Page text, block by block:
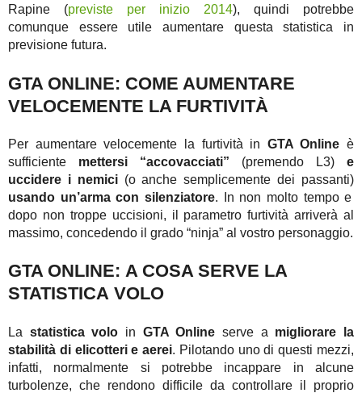
Rapine (previste per inizio 2014), quindi potrebbe
comunque essere utile aumentare questa statistica in
previsione futura.
GTA ONLINE: COME AUMENTARE
VELOCEMENTE LA FURTIVITÀ
Per aumentare velocemente la furtività in GTA Online è
sufficiente mettersi “accovacciati” (premendo L3) e
uccidere i nemici (o anche semplicemente dei passanti)
usando un’arma con silenziatore. In non molto tempo e
dopo non troppe uccisioni, il parametro furtività arriverà al
massimo, concedendo il grado “ninja” al vostro personaggio.
GTA ONLINE: A COSA SERVE LA
STATISTICA VOLO
La statistica volo in GTA Online serve a migliorare la
stabilità di elicotteri e aerei. Pilotando uno di questi mezzi,
infatti, normalmente si potrebbe incappare in alcune
turbolenze, che rendono difficile da controllare il proprio